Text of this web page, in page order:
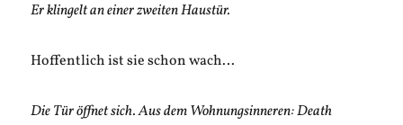
Er klingelt an einer zweiten Haustür.
Hoffentlich ist sie schon wach…
Die Tür öffnet sich. Aus dem Wohnungsinneren: Death